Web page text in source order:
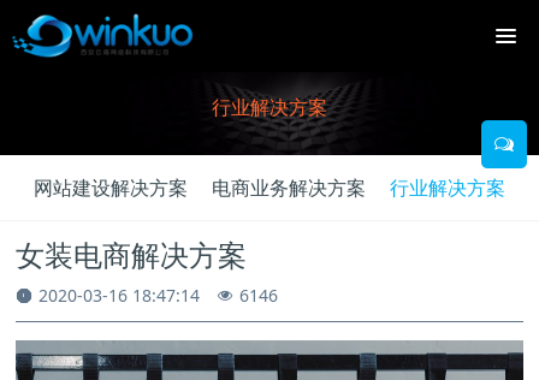
行业解决方案
网站建设解决方案 电商业务解决方案 行业解决方案
女装电商解决方案
2020-03-16 18:47:14 6146